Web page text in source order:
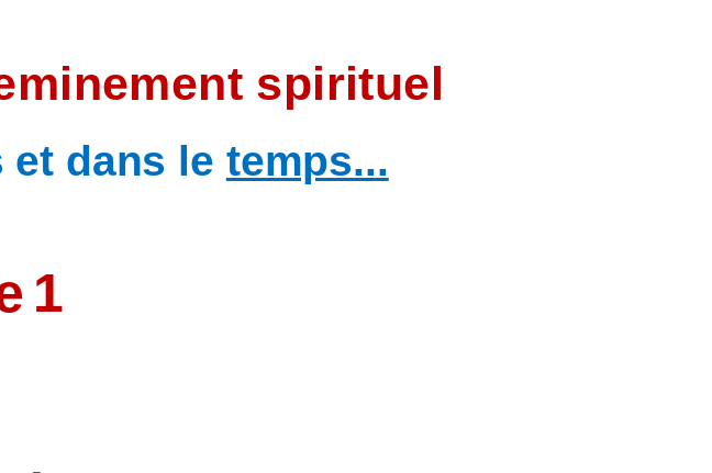
spirituel
et dans le temps...
1